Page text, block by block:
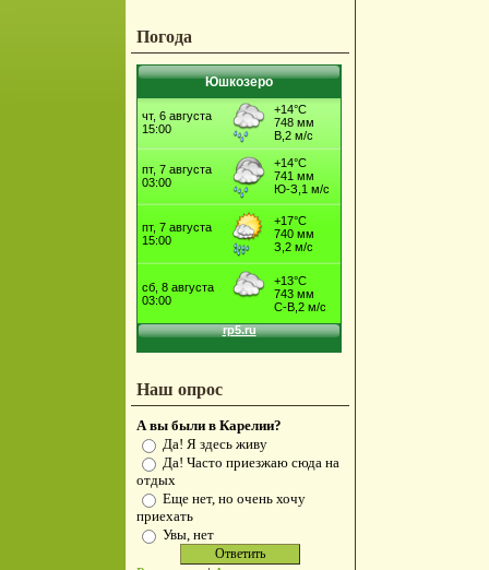
Погода
Юшкозеро
Наш опрос
А вы были в Карелии?
Да! Я здесь живу
Да! Часто приезжаю сюда на
отдых
Еще нет, но очень хочу
приехать
Увы, нет